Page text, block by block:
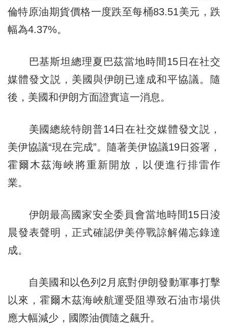
倫特原油期貨價格一度跌至每桶83.51美元，跌
幅為4.37%。
巴基斯坦總理夏巴茲當地時間15日在社交
媒體發文説，美國與伊朗已達成和平協議。隨
後，美國和伊朗方面證實這一消息。
美國總統特朗普14日在社交媒體發文説，
美伊協議“現在完成”。隨著美伊協議19日簽署，
霍爾木茲海峽將重新開放，以便進行排雷作
業。
伊朗最高國家安全委員會當地時間15日淩
晨發表聲明，正式確認伊美停戰諒解備忘錄達
成。
自美國和以色列2月底對伊朗發動軍事打擊
以來，霍爾木茲海峽航運受阻導致石油市場供
應大幅減少，國際油價隨之飆升。